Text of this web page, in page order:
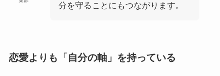
分を守ることにもつながります。
恋愛よりも「自分の軸」を持っている